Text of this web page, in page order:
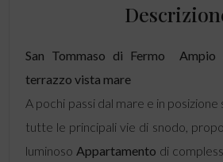
San Tommaso di Fermo  Ampio
terrazzo vista mare
A pochi passi dal mare e in
tutte le principali vie di snodo,
luminoso Appartamento di